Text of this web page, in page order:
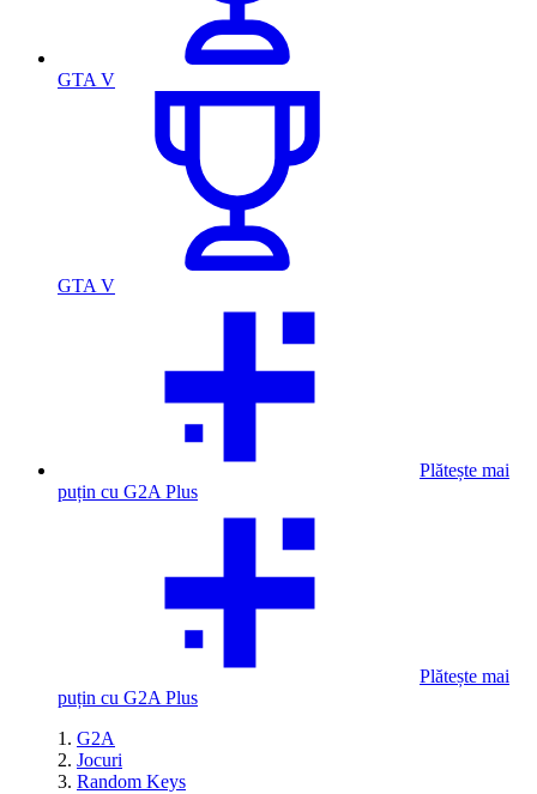
GTA V
GTA V
Plătește mai
puțin cu G2A Plus
Plătește mai
puțin cu G2A Plus
G2A
Jocuri
Random Keys